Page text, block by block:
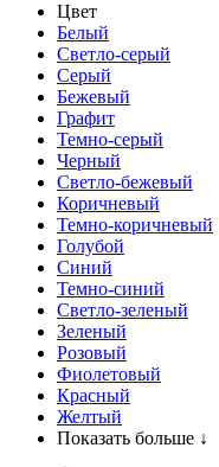
Цвет
Белый
Светло-серый
Серый
Бежевый
Графит
Темно-серый
Черный
Светло-бежевый
Коричневый
Темно-коричневый
Голубой
Синий
Темно-синий
Светло-зеленый
Зеленый
Розовый
Фиолетовый
Красный
Желтый
Показать больше ↓